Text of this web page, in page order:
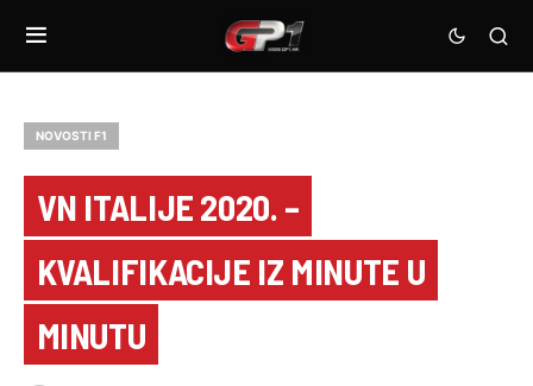
NOVOSTI F1
VN ITALIJE 2020. –
KVALIFIKACIJE IZ MINUTE U
MINUTU